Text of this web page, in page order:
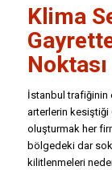
Klima
Noktası
İstanbul trafiğinin
arterlerin
oluşturmak her
bölgedeki dar
kilitlenmeleri